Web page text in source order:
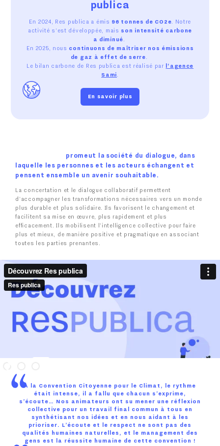
publica
En 2024, Res publica a émis 96 tonnes de CO2e . Notre
activité s'est développée, mais son intensité carbone
a diminué
En 2025, nous continuons de maîtriser nos émissions
de gaz à effet de serre
Le bilan carbone de Res publica est réalisé par
l'agence
Sami
En savoir plus
promeut la société du dialogue, dans
laquelle les personnes et les acteurs échangent et
pensent ensemble un avenir souhaitable.
La concertation et le dialogue collaboratif permettent
d’accompagner les transformations nécessaires vers un monde
plus durable et plus solidaire. Ils favorisent le changement et
facilitent sa mise en œuvre, plus rapidement et plus
efficacement. Ils mobilisent l’intelligence collective pour faire
plus et mieux, de manière positive et pragmatique en associant
toutes les parties prenantes.
À la Convention Citoyenne pour le Climat, le rythme
était intense, il a fallu que chacun s’exprime,
s’écoute… Nos animateurs ont su mener une réflexion
collective pour un travail final commun à tous en
synthétisant nos idées et en nous aidant à les
prioriser. L’écoute et le respect ne sont pas des
qualités humaines naturelles, et le management des
gens est la réussite humaine de cette convention !